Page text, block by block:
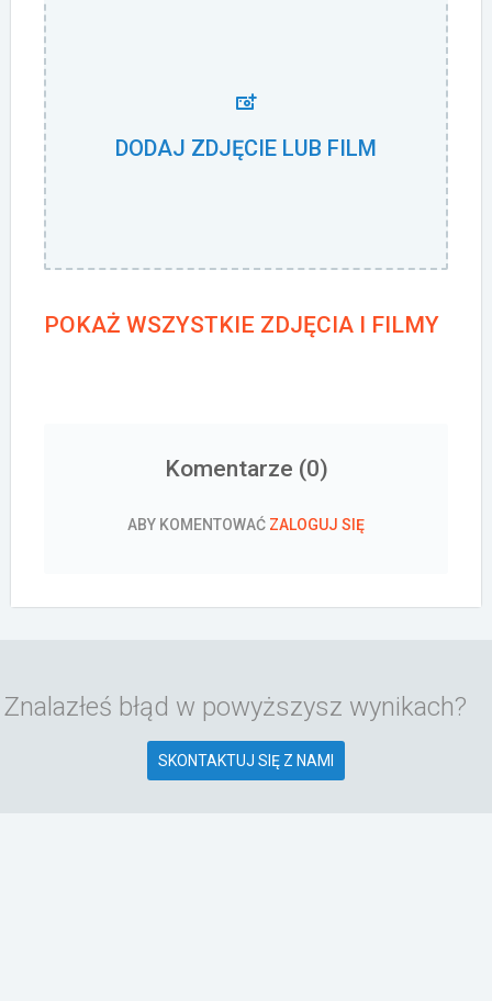
DODAJ ZDJĘCIE LUB FILM
POKAŻ WSZYSTKIE ZDJĘCIA I FILMY
Komentarze (0)
ABY KOMENTOWAĆ ZALOGUJ SIĘ
Znalazłeś błąd w powyższysz wynikach?
SKONTAKTUJ SIĘ Z NAMI